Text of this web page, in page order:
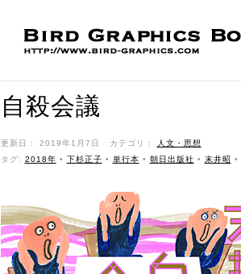
自殺会議
更新日： 2019年1月7日 ˑ カテゴリ： 人文・思想
ˑ
タグ: 2018年 • 下杉正子 • 単行本 • 朝日出版社 • 末井昭 •